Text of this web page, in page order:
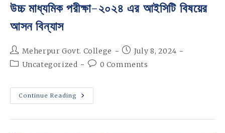
উচ্চ মাধ্যমিক পরীক্ষা-২০২৪ এর আইসিটি বিষয়ের
আসন বিন্যাস
Post
author:
Meherpur Govt. College
Post
published:
July 8, 2024
PostUncategorized
Post0 Comments
Continue Reading উচ্চ
মাধ্যমিক
এর